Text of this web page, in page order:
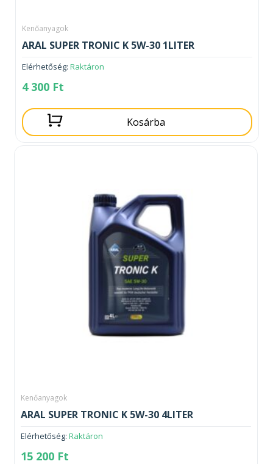
Kenőanyagok
ARAL SUPER TRONIC K 5W-30 1LITER
Elérhetőség: Raktáron
4 300 Ft
Kosárba
Kenőanyagok
ARAL SUPER TRONIC K 5W-30 4LITER
Elérhetőség: Raktáron
15 200 Ft